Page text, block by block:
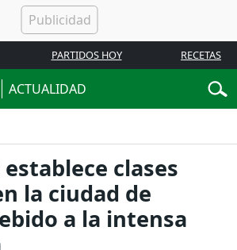
PARTIDOS HOY RECETAS
ACTUALIDAD
clases
la ciudad de
a la intensa